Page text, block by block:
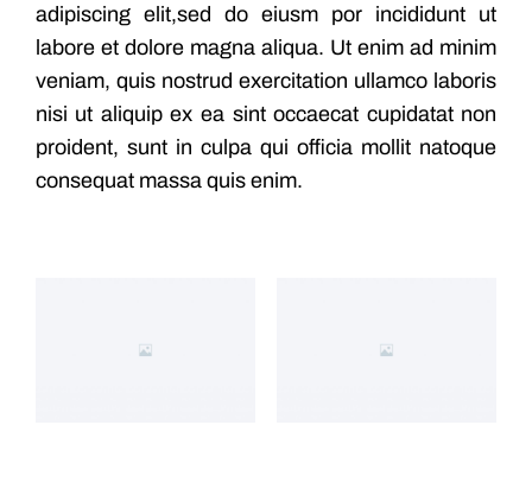
adipiscing elit,sed do eiusm por incididunt ut
labore et dolore magna aliqua. Ut enim ad minim
veniam, quis nostrud exercitation ullamco laboris
nisi ut aliquip ex ea sint occaecat cupidatat non
proident, sunt in culpa qui officia mollit natoque
consequat massa quis enim.